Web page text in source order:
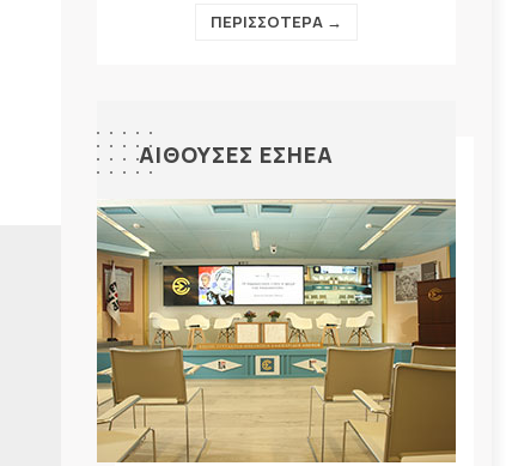
ΠΕΡΙΣΣΟΤΕΡΑ →
ΑΙΘΟΥΣΕΣ ΕΣΗΕΑ